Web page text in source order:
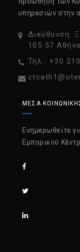
υπηρεσιών στην
Διεύθυνση:
105 57 Αθήνα
Τηλ.: +30
ΜΈΣΑ
Ενημερωθείτε
Εμπορικού